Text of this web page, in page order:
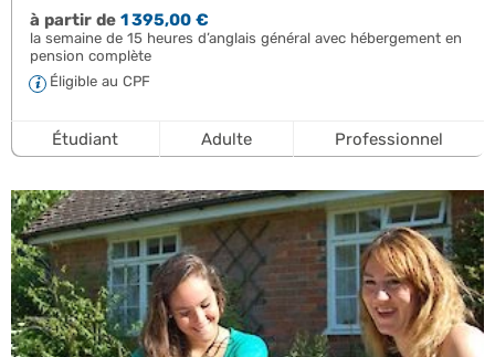
à partir de1 395,00 €
la semaine de 15 heures d’anglais général avec hébergement en
pension complète
Éligible au CPF
Étudiant Adulte Professionnel